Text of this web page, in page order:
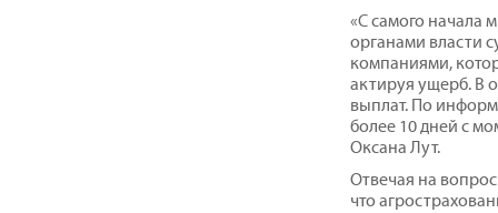
«С самого начала
органами власти
компаниями,
актируя ущерб. В
выплат. По
более 10 дней с
Оксана Лут.
Отвечая на
что